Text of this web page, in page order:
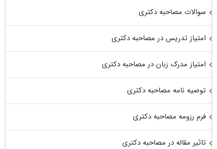
سوالات مصاحبه دکتری
امتیاز تدریس در مصاحبه دکتری
امتیاز مدرک زبان در مصاحبه دکتری
توصیه نامه مصاحبه دکتری
فرم رزومه مصاحبه دکتری
تاثیر مقاله در مصاحبه دکتری